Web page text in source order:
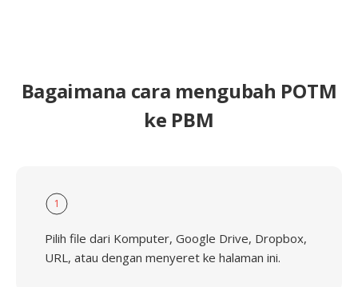
Bagaimana cara mengubah POTM
ke PBM
1
Pilih file dari Komputer, Google Drive, Dropbox,
URL, atau dengan menyeret ke halaman ini.